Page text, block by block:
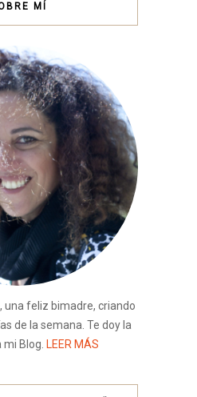
MÍ
una feliz bimadre, criando
de la semana. Te doy la
mi Blog. LEER MÁS